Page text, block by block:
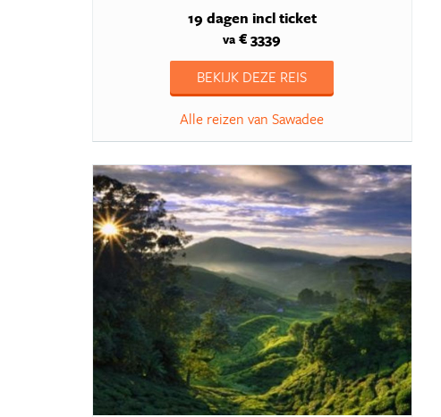
19 dagen incl ticket
va € 3339
BEKIJK DEZE REIS
Alle reizen van Sawadee